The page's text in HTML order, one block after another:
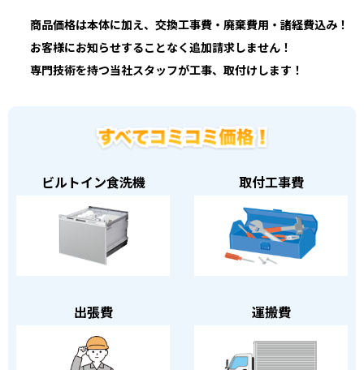
商品価格は本体に加え、交換工事費・廃棄費用・諸経費込み！
お客様にお知らせすることなく追加請求しません！
専門技術を持つ当社スタッフが工事、取付けします！
ビルトイン食洗機 取付工事費
出張費 運搬費